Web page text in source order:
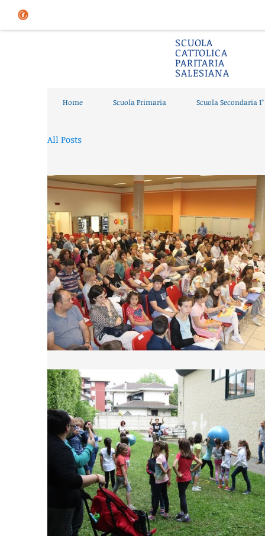
SCUOLA
CATTOLICA
PARITARIA
SALESIANA
Home Scuola Primaria Scuola Secondaria
All Posts